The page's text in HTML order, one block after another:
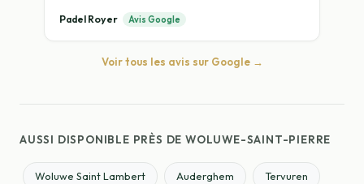
Padel Royer Avis Google
Voir tous les avis sur Google →
AUSSI DISPONIBLE PRÈS DE WOLUWE-SAINT-PIERRE
Woluwe Saint Lambert Auderghem Tervuren